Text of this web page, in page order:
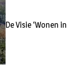
De Visie ‘Wonen in